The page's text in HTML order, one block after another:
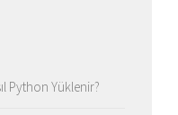
Python Yüklenir?